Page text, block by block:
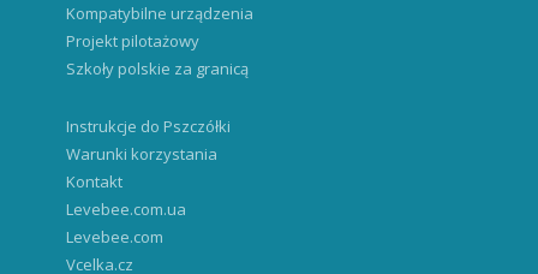
Kompatybilne urządzenia
Projekt pilotażowy
Szkoły polskie za granicą
Instrukcje do Pszczółki
Warunki korzystania
Kontakt
Levebee.com.ua
Levebee.com
Vcelka.cz